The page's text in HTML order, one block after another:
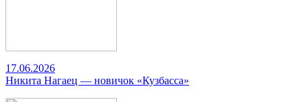
17.06.2026
Никита Нагаец — новичок «Кузбасса»